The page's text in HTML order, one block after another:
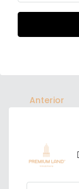
Anterior